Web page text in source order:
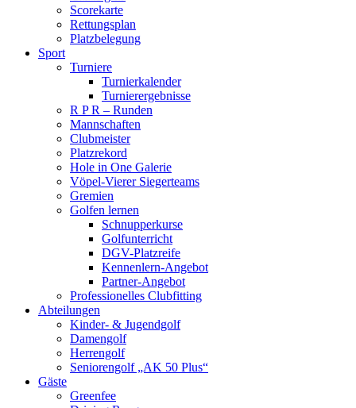
Scorekarte
Rettungsplan
Platzbelegung
Sport
Turniere
Turnierkalender
Turnierergebnisse
R P R – Runden
Mannschaften
Clubmeister
Platzrekord
Hole in One Galerie
Vöpel-Vierer Siegerteams
Gremien
Golfen lernen
Schnupperkurse
Golfunterricht
DGV-Platzreife
Kennenlern-Angebot
Partner-Angebot
Professionelles Clubfitting
Abteilungen
Kinder- & Jugendgolf
Damengolf
Herrengolf
Seniorengolf „AK 50 Plus“
Gäste
Greenfee